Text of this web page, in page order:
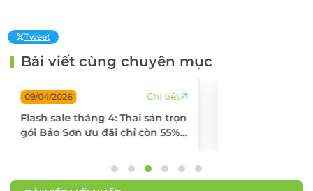
Tweet
Bài viết cùng chuyên mục
Thai sản trọn
chỉ còn 55%
Chi tiết